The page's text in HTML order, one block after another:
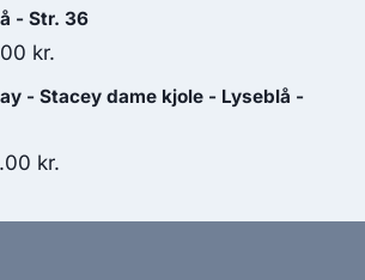
kr..
is:
- Str. 36
kr..
kr.
price
125.00 kr..
- Stacey dame kjole - Lyseblå -
kr.